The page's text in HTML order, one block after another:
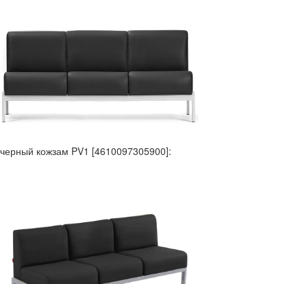
черный кожзам PV1 [4610097305900]: